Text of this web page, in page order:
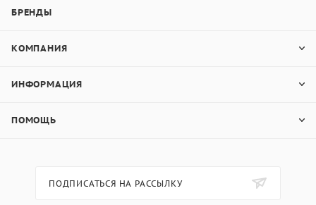
БРЕНДЫ
КОМПАНИЯ
ИНФОРМАЦИЯ
ПОМОЩЬ
ПОДПИСАТЬСЯ НА РАССЫЛКУ